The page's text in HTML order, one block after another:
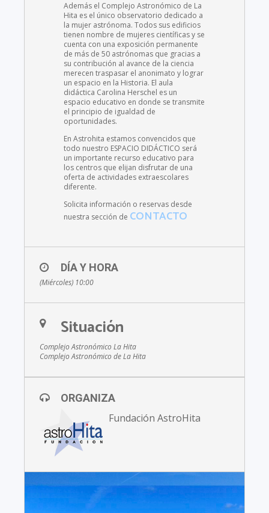
Además el Complejo Astronómico de La
Hita es el único observatorio dedicado a
la mujer astrónoma. Todos sus edificios
tienen nombre de mujeres científicas y se
cuenta con una exposición permanente
de más de 50 astrónomas que gracias a
su contribución al avance de la ciencia
merecen traspasar el anonimato y lograr
un espacio en la Historia. El aula
didáctica Carolina Herschel es un
espacio educativo en donde se transmite
el principio de igualdad de
oportunidades.
En Astrohita estamos convencidos que
todo nuestro ESPACIO DIDÁCTICO será
un importante recurso educativo para
los centros que elijan disfrutar de una
oferta de actividades extraescolares
diferente.
Solicita información o reservas desde
nuestra sección de CONTACTO
DÍA Y HORA
(Miércoles) 10:00
Situación
Complejo Astronómico La Hita
Complejo Astronómico de La Hita
ORGANIZA
Fundación AstroHita